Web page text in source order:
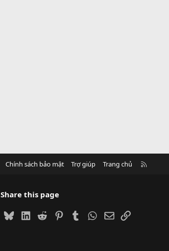
Chính sách bảo mật Trợ giúp Trang chủ
Share this page
BlueskyLinkedIn
Reddit PinterestTumblrWhatsApp
EmailLink